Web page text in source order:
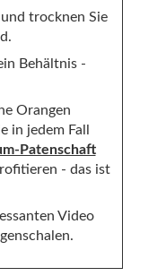
trocknen Sie
Behältnis -
Orangen
in jedem Fall
Patenschaft
- das ist
Video